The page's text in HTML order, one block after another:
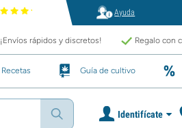
Ayuda
¡Envíos rápidos y discretos! Regalo con
Recetas Guía de cultivo
Identifícate